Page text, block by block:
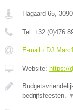
Hagaard 65, 3090
Tel: +32 (0)476
E-mail › DJ
Website: https://
bedrijfsfeesten. ▼